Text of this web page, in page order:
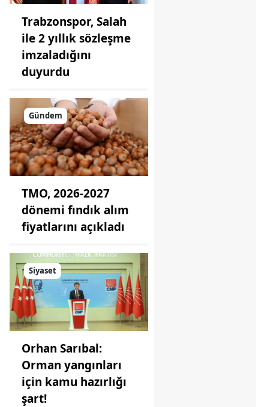
Trabzonspor, Salah
ile 2 yıllık sözleşme
imzaladığını
duyurdu
Gündem
TMO, 2026-2027
dönemi fındık alım
fiyatlarını açıkladı
Siyaset
Orhan Sarıbal:
Orman yangınları
için kamu hazırlığı
şart!